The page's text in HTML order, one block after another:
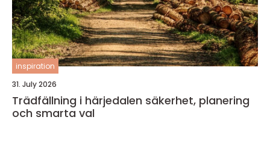
inspiration
31. July 2026
Trädfällning i härjedalen säkerhet, planering
och smarta val